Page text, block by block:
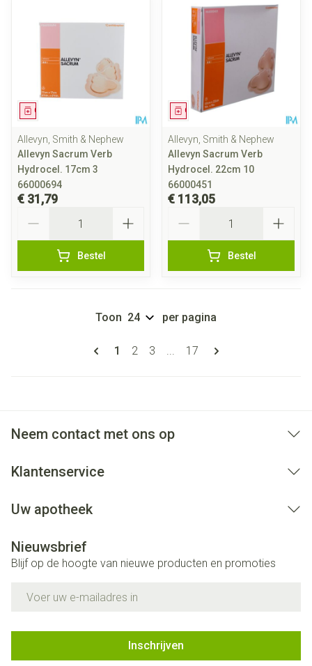
Geneesmiddel
Allevyn, Smith & Nephew
Allevyn Sacrum Verb
Hydrocel. 17cm 3
66000694
€ 31,79
Bestel
Geneesmiddel
Allevyn, Smith & Nephew
Allevyn Sacrum Verb
Hydrocel. 22cm 10
66000451
€ 113,05
Bestel
Pagina's
U lees momenteel pagina
1 Pagina
2 Pagina
3 ... Pagina
17
Toon per pagina
Neem contact met ons op
Klantenservice
Uw apotheek
Nieuwsbrief
Blijf op de hoogte van nieuwe producten en promoties
Inschrijven